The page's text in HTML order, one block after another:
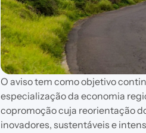
O aviso tem como objetivo
especialização da economia
copromoção cuja reorientação
inovadores, sustentáveis e